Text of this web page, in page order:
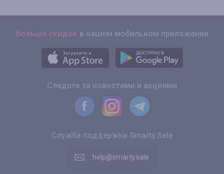
Больше скидок в нашем мобильном приложении
Следите за новостями и акциями
Служба поддержки Smarty.Sale
help@smarty.sale